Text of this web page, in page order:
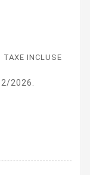
TAXE INCLUSE
2026.